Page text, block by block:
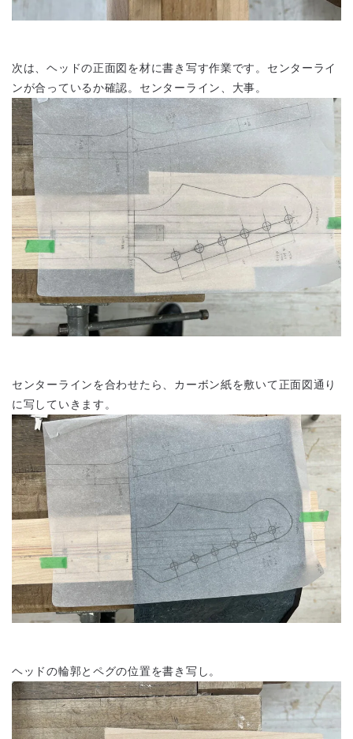
次は、ヘッドの正面図を材に書き写す作業です。センターライ
ンが合っているか確認。センターライン、大事。
センターラインを合わせたら、カーボン紙を敷いて正面図通り
に写していきます。
ヘッドの輪郭とペグの位置を書き写し。